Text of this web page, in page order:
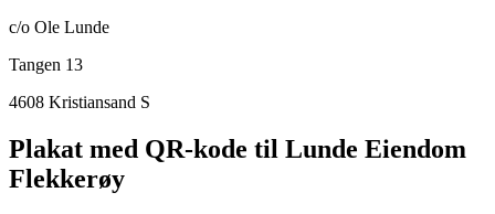
c/o Ole Lunde
Tangen 13
4608 Kristiansand S
Plakat med QR-kode til Lunde Eiendom
Flekkerøy